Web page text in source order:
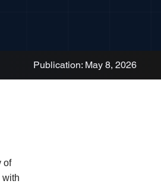
Publication: May 8, 2026
of
with